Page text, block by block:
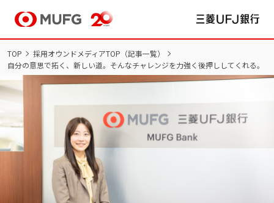
NEW GRADUATES
新卒採用サイト TOP
インターンシップ
TOP
採用オウンドメディアTOP（記事一覧）
自分の意思で拓く、新しい道。そんなチャレンジを力強く後押ししてくれる。